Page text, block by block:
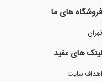
فروشگاه های ما
تهران
لینک های مفید
اهداف سایت